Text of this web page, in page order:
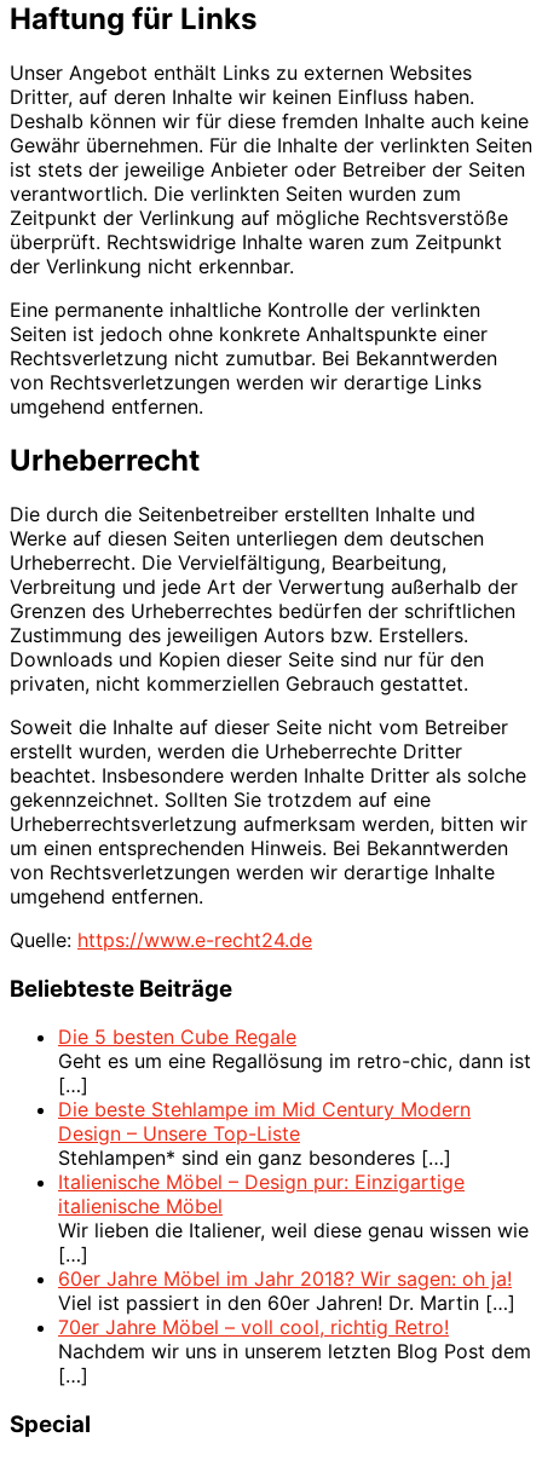
Haftung für Links
Unser Angebot enthält Links zu externen Websites
Dritter, auf deren Inhalte wir keinen Einfluss haben.
Deshalb können wir für diese fremden Inhalte auch keine
Gewähr übernehmen. Für die Inhalte der verlinkten Seiten
ist stets der jeweilige Anbieter oder Betreiber der Seiten
verantwortlich. Die verlinkten Seiten wurden zum
Zeitpunkt der Verlinkung auf mögliche Rechtsverstöße
überprüft. Rechtswidrige Inhalte waren zum Zeitpunkt
der Verlinkung nicht erkennbar.
Eine permanente inhaltliche Kontrolle der verlinkten
Seiten ist jedoch ohne konkrete Anhaltspunkte einer
Rechtsverletzung nicht zumutbar. Bei Bekanntwerden
von Rechtsverletzungen werden wir derartige Links
umgehend entfernen.
Urheberrecht
Die durch die Seitenbetreiber erstellten Inhalte und
Werke auf diesen Seiten unterliegen dem deutschen
Urheberrecht. Die Vervielfältigung, Bearbeitung,
Verbreitung und jede Art der Verwertung außerhalb der
Grenzen des Urheberrechtes bedürfen der schriftlichen
Zustimmung des jeweiligen Autors bzw. Erstellers.
Downloads und Kopien dieser Seite sind nur für den
privaten, nicht kommerziellen Gebrauch gestattet.
Soweit die Inhalte auf dieser Seite nicht vom Betreiber
erstellt wurden, werden die Urheberrechte Dritter
beachtet. Insbesondere werden Inhalte Dritter als solche
gekennzeichnet. Sollten Sie trotzdem auf eine
Urheberrechtsverletzung aufmerksam werden, bitten wir
um einen entsprechenden Hinweis. Bei Bekanntwerden
von Rechtsverletzungen werden wir derartige Inhalte
umgehend entfernen.
Quelle: https://www.e-recht24.de
Beliebteste Beiträge
Die 5 besten Cube Regale
Geht es um eine Regallösung im retro-chic, dann ist
[…]
Die beste Stehlampe im Mid Century Modern
Design – Unsere Top-Liste
Stehlampen* sind ein ganz besonderes […]
Italienische Möbel – Design pur: Einzigartige
italienische Möbel
Wir lieben die Italiener, weil diese genau wissen wie
[…]
60er Jahre Möbel im Jahr 2018? Wir sagen: oh ja!
Viel ist passiert in den 60er Jahren! Dr. Martin […]
70er Jahre Möbel – voll cool, richtig Retro!
Nachdem wir uns in unserem letzten Blog Post dem
[…]
Special